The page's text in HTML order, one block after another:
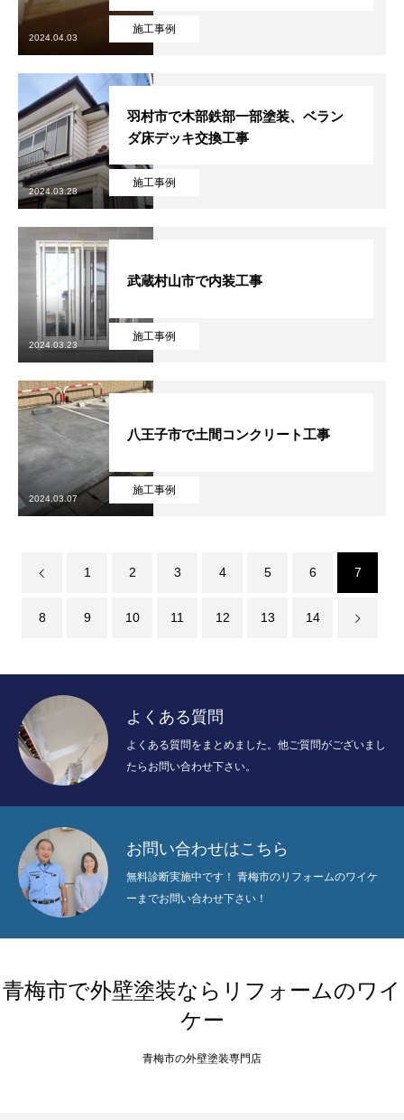
施工事例
2024.04.03
施工事例
羽村市で木部鉄部一部塗装、ベラン
ダ床デッキ交換工事
2024.03.28
施工事例
武蔵村山市で内装工事
2024.03.23
施工事例
八王子市で土間コンクリート工事
2024.03.07
1 2 3 4 5 6 7
8 9 10 11 12 13 14
よくある質問
よくある質問をまとめました。他ご質問がございまし
たらお問い合わせ下さい。
お問い合わせはこちら
無料診断実施中です！ 青梅市のリフォームのワイケ
ーまでお問い合わせ下さい！
青梅市で外壁塗装ならリフォームのワイ
ケー
青梅市の外壁塗装専門店